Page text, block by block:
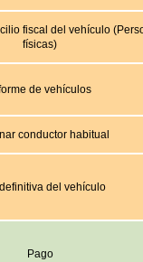
fiscal del vehículo
físicas)
de vehículos
conductor habitual
del vehículo
Pago